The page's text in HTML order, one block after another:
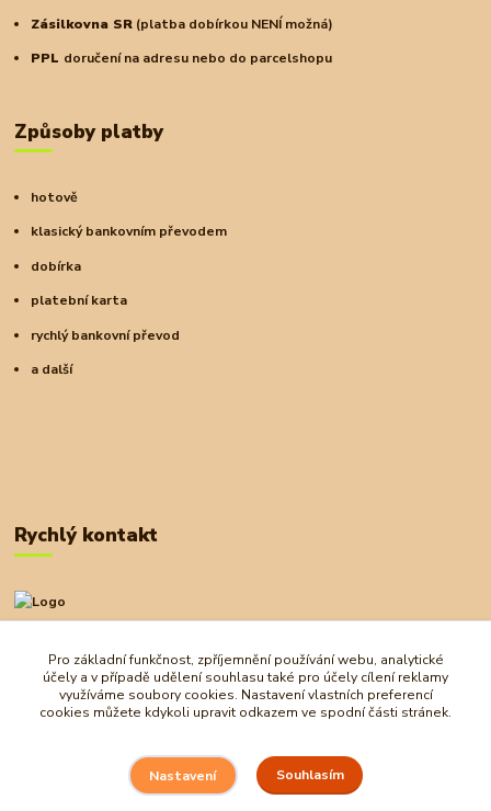
Zásilkovna SR (platba dobírkou NENÍ možná)
PPL doručení na adresu nebo do parcelshopu
Způsoby platby
hotově
klasický bankovním převodem
dobírka
platební karta
rychlý bankovní převod
a další
Rychlý kontakt
+420 727 972 830
obchod@ostrovherahlavolamu.cz
Pro základní funkčnost, zpříjemnění používání webu, analytické
účely a v případě udělení souhlasu také pro účely cílení reklamy
využíváme soubory cookies. Nastavení vlastních preferencí
cookies můžete kdykoli upravit odkazem ve spodní části stránek.
Nastavení Souhlasím